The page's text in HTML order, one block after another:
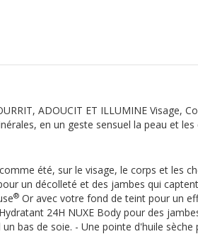
ADOUCIT ET ILLUMINE Visage,
en un geste sensuel la peau et
été, sur le visage, le corps et les
un décolleté et des jambes qui
® Or avec votre fond de teint pour un
24H NUXE Body pour des
bas de soie. - Une pointe d'huile